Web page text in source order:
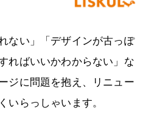
ない」「デザインが古っぽ
ればいいかわからない」な
ジに問題を抱え、リニュー
いらっしゃいます。